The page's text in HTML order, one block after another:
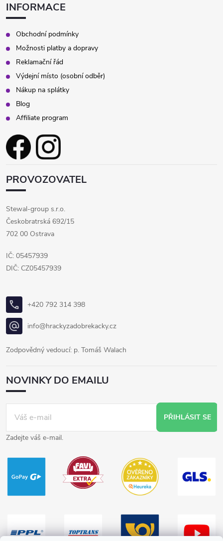
INFORMACE
Obchodní podmínky
Možnosti platby a dopravy
Reklamační řád
Výdejní místo (osobní odběr)
Nákup na splátky
Blog
Affiliate program
PROVOZOVATEL
Stewal-group s.r.o.
Českobratrská 692/15
702 00 Ostrava
IČ: 05457939
DIČ: CZ05457939
+420 792 314 398
info@hrackyzadobrekacky.cz
Zodpovědný vedoucí: p. Tomáš Walach
NOVINKY DO EMAILU
PŘIHLÁSIT SE
Zadejte váš e-mail.